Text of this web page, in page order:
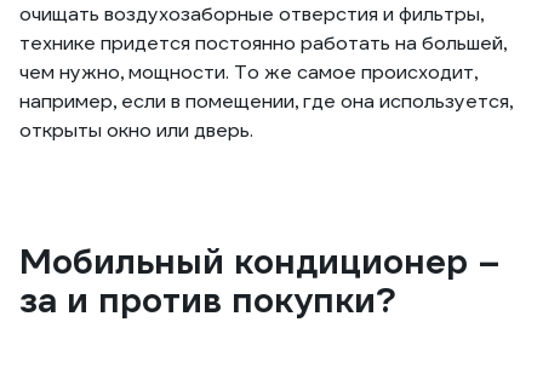
очищать воздухозаборные отверстия и фильтры,
технике придется постоянно работать на большей,
чем нужно, мощности. То же самое происходит,
например, если в помещении, где она используется,
открыты окно или дверь.
Мобильный кондиционер –
за и против покупки?